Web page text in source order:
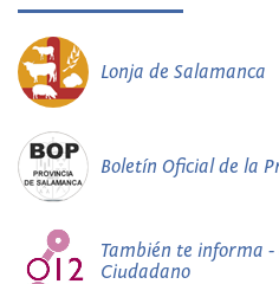
Lonja de Salamanca
Boletín Oficial de la
También te informa -
Ciudadano